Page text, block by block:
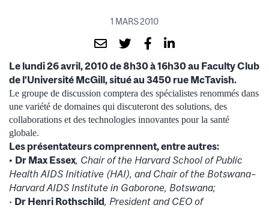
1 MARS 2010
Le lundi 26 avril, 2010 de 8h30 à 16h30 au Faculty Club
de l’Université McGill, situé au 3450 rue McTavish.
Le groupe de discussion comptera des spécialistes renommés dans
une variété de domaines qui discuteront des solutions, des
collaborations et des technologies innovantes pour la santé
globale.
Les présentateurs comprennent, entre autres:
• Dr Max Essex, Chair of the Harvard School of Public
Health AIDS Initiative (HAI), and Chair of the Botswana–
Harvard AIDS Institute in Gaborone, Botswana;
• Dr Henri Rothschild, President and CEO of